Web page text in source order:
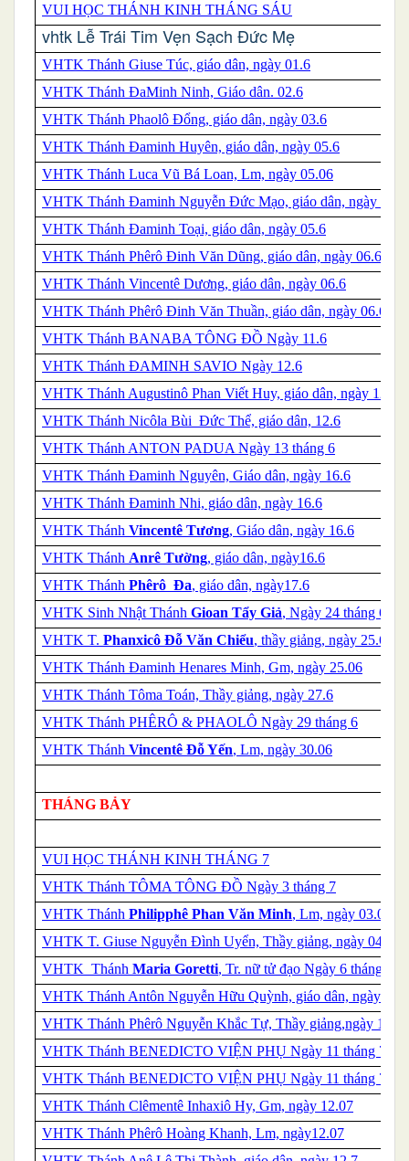
VUI HỌC THÁNH KINH THÁNG SÁU
vhtk Lễ Trái Tim Vẹn Sạch Đức Mẹ
VHTK Thánh Giuse Túc, giáo dân, ngày 01.6
VHTK Thánh ĐaMinh Ninh, Giáo dân. 02.6
VHTK Thánh Phaolô Đổng, giáo dân, ngày 03.6
VHTK Thánh Đaminh Huyên, giáo dân, ngày 05.6
VHTK Thánh Luca Vũ Bá Loan, Lm, ngày 05.06
VHTK Thánh Đaminh Nguyễn Đức Mạo, giáo dân, ngày 05.6
VHTK Thánh Đaminh Toại, giáo dân, ngày 05.6
VHTK Thánh Phêrô Đinh Văn Dũng, giáo dân, ngày 06.6
VHTK Thánh Vincentê Dương, giáo dân, ngày 06.6
VHTK Thánh Phêrô Đinh Văn Thuần, giáo dân, ngày 06.6
VHTK Thánh BANABA TÔNG ĐỒ Ngày 11.6
VHTK Thánh ĐAMINH SAVIO Ngày 12.6
VHTK Thánh Augustinô Phan Viết Huy, giáo dân, ngày 12.6
VHTK Thánh Nicôla Bùi Đức Thể, giáo dân, 12.6
VHTK Thánh ANTON PADUA Ngày 13 tháng 6
VHTK Thánh Đaminh Nguyên, Giáo dân, ngày 16.6
VHTK Thánh Đaminh Nhi, giáo dân, ngày 16.6
VHTK Thánh Vincentê Tương, Giáo dân, ngày 16.6
VHTK Thánh Anrê Tường, giáo dân, ngày16.6
VHTK Thánh Phêrô Đa, giáo dân, ngày17.6
VHTK Sinh Nhật Thánh Gioan Tẩy Giả, Ngày 24 tháng 6
VHTK T. Phanxicô Đỗ Văn Chiểu, thầy giảng, ngày 25.6
VHTK Thánh Đaminh Henares Minh, Gm, ngày 25.06
VHTK Thánh Tôma Toán, Thầy giảng, ngày 27.6
VHTK Thánh PHÊRÔ & PHAOLÔ Ngày 29 tháng 6
VHTK Thánh Vincentê Đỗ Yến, Lm, ngày 30.06
THÁNG BẢY
VUI HỌC THÁNH KINH THÁNG 7
VHTK Thánh TÔMA TÔNG ĐỒ Ngày 3 tháng 7
VHTK Thánh Philipphê Phan Văn Minh, Lm, ngày 03.07
VHTK T. Giuse Nguyễn Đình Uyển, Thầy giảng, ngày 04.07
VHTK Thánh Maria Goretti, Tr. nữ tử đạo Ngày 6 tháng 7
VHTK Thánh Antôn Nguyễn Hữu Quỳnh, giáo dân, ngày 10.7
VHTK Thánh Phêrô Nguyễn Khắc Tự, Thầy giảng,ngày 10.07
VHTK Thánh BENEDICTO VIỆN PHỤ Ngày 11 tháng 7
VHTK Thánh BENEDICTO VIỆN PHỤ Ngày 11 tháng 7
VHTK Thánh Clêmentê Inhaxiô Hy, Gm, ngày 12.07
VHTK Thánh Phêrô Hoàng Khanh, Lm, ngày12.07